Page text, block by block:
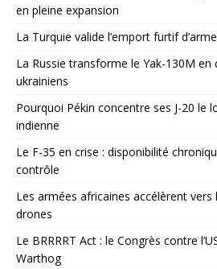
en pleine expansion
La Turquie valide l’emport furtif
La Russie transforme le Yak-130M en
ukrainiens
Pourquoi Pékin concentre ses J-20 le
indienne
Le F-35 en crise : disponibilité
contrôle
Les armées africaines accélèrent vers
drones
Le BRRRRT Act : le Congrès contre
Warthog